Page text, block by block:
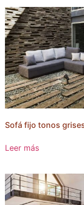
Sofá fijo tonos
Leer más